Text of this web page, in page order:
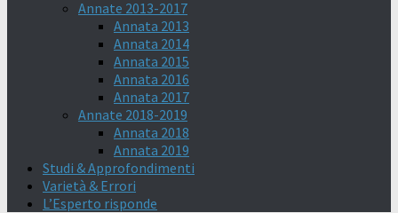
Annate 2013-2017
Annata 2013
Annata 2014
Annata 2015
Annata 2016
Annata 2017
Annate 2018-2019
Annata 2018
Annata 2019
Studi & Approfondimenti
Varietà & Errori
L’Esperto risponde